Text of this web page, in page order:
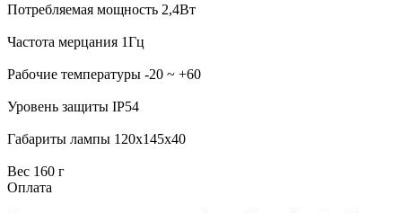
Потребляемая мощность 2,4Вт
Частота мерцания 1Гц
Рабочие температуры -20 ~ +60
Уровень защиты IP54
Габариты лампы 120х145х40
Вес 160 г
Оплата